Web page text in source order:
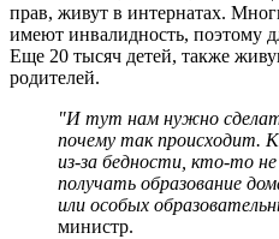
прав, живут в интернатах.
имеют инвалидность, поэтому
Еще 20 тысяч детей, также
родителей.
"И тут нам нужно
почему так происходит.
из-за бедности, кто-то
получать образование
или особых
министр.